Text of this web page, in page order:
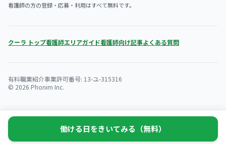
看護師の方の登録・応募・利用はすべて無料です。
クーラ トップ看護師エリアガイド看護師向け記事よくある質問
有料職業紹介事業許可番号: 13-ユ-315316
© 2026 Phonim Inc.
働ける日をきいてみる（無料）